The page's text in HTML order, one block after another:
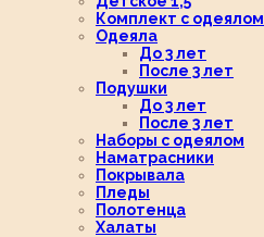
Комплект с одеялом
Одеяла
До 3 лет
После 3 лет
Подушки
До 3 лет
После 3 лет
Наборы с одеялом
Наматрасники
Покрывала
Пледы
Полотенца
Халаты